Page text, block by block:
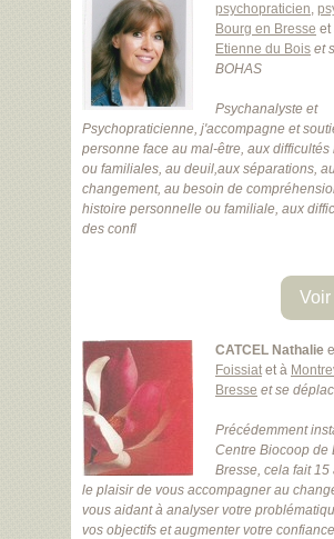
psychopraticien,
Bourg en Bresse et
Etienne du Bois et
BOHAS
Psychanalyste et
Psychopraticienne, j'accompagne et
personne face au mal-être, aux
ou familiales, au deuil,aux séparations,
changement, au besoin de
histoire personnelle ou familiale, aux
des confl
Voir
CATCEL Nathalie
Foissiatet à
Bresse et se
Précédemment
Centre Biocoop de
Bresse, cela fait 15
le plaisir de vous accompagner au
vous aidant à analyser votre
vos objectifs et augmenter votre